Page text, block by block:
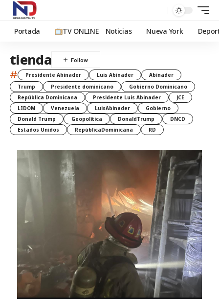
Portada TV ONLINE Noticias Nueva York
tienda
# Presidente Abinader Luis Abinader
Abinader
Trump
Presidente dominicano
Gobierno Dominicano
República Dominicana
Presidente Luis Abinader
JCE
LIDOM
Venezuela LuisAbinader
Gobierno
Donald Trump
Geopolítica DonaldTrump
DNCD
Estados Unidos
RepúblicaDominicana RD